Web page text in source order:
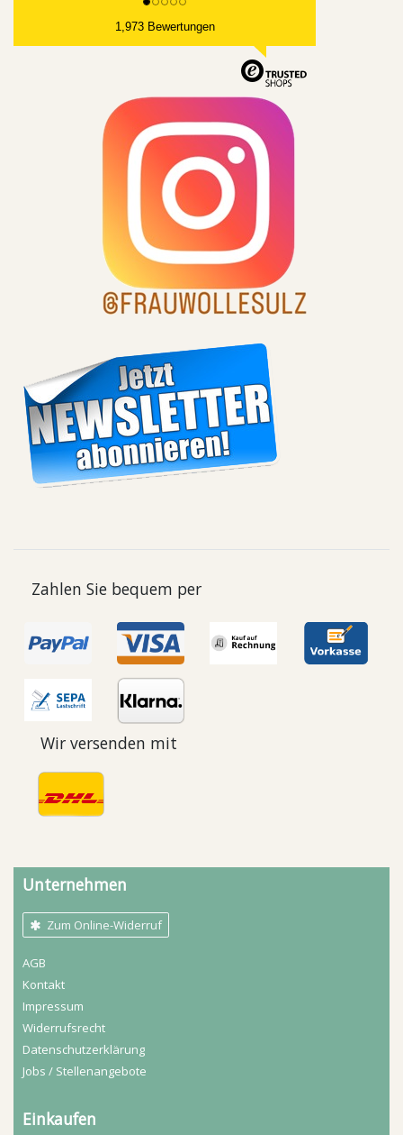
1,973 Bewertungen
Zahlen Sie bequem per
Wir versenden mit
Unternehmen
Zum Online-Widerruf
AGB
Kontakt
Impressum
Widerrufs­recht
Daten­schutz­erklärung
Jobs / Stellenangebote
Einkaufen